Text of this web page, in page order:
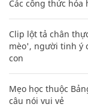
Các công thức
Clip lột tả chân
mèo', người tinh ý
con
Mẹo học thuộc
câu nói vui vẻ